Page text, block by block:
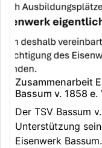
Zusammenarbeit
Bassum v. 1858 e.
Der TSV Bassum
Unterstützung
Eisenwerk